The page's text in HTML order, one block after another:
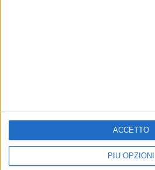
PIÙ OPZIONI
ACCETTO